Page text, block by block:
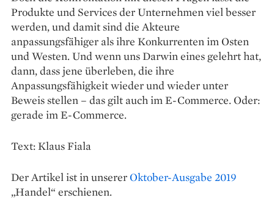
Produkte und Services der Unternehmen viel besser
werden, und damit sind die Akteure
anpassungsfähiger als ihre Konkurrenten im Osten
und Westen. Und wenn uns Darwin eines gelehrt hat,
dann, dass jene überleben, die ihre
Anpassungsfähigkeit wieder und wieder unter
Beweis stellen – das gilt auch im E-Commerce. Oder:
gerade im E-Commerce.
Text: Klaus Fiala
Der Artikel ist in unsererOktober-Ausgabe 2019
„Handel“ erschienen.